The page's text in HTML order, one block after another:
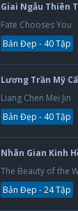
Giai Ngẫu Thiên
Fate Chooses You
Bản Đẹp - 40 Tập
Lương Trần Mỹ
Liang Chen Mei Jin
Bản Đẹp - 40 Tập
Nhân Gian Kinh
The Beauty of the
Bản Đẹp - 24 Tập